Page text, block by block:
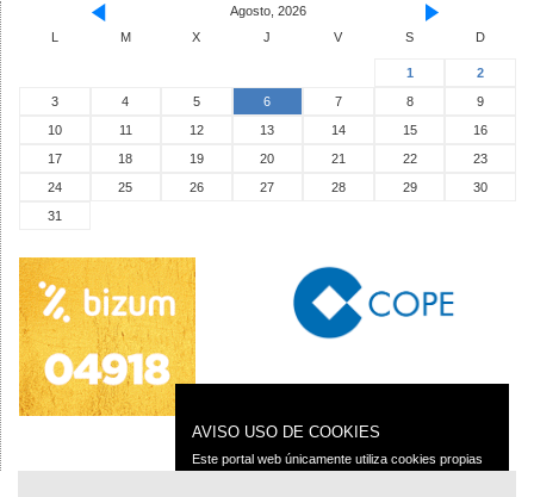
Agosto, 2026
L
M X J V S D
1
2
3
4 5 6 7 8
9
10
11 12 13 14 15
16
17
18 19 20 21 22
23
24
25 26 27 28 29
30
31
AVISO USO DE COOKIES
Este portal web únicamente utiliza cookies propias